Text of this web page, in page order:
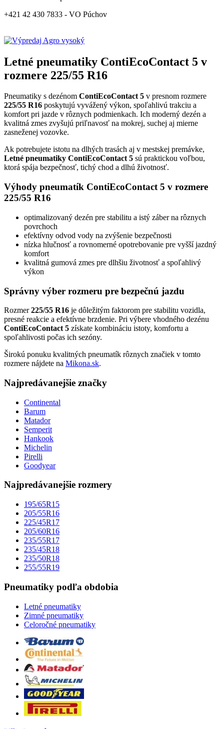
+421 42 430 7833 - VO Púchov
Letné pneumatiky ContiEcoContact 5 v
rozmere 225/55 R16
Pneumatiky s dezénom ContiEcoContact 5 v presnom rozmere
225/55 R16 poskytujú vyvážený výkon, spoľahlivú trakciu a
komfort pri jazde v rôznych podmienkach. Ich moderný dezén a
kvalitná zmes zvyšujú priľnavosť na mokrej, suchej aj mierne
zasneženej vozovke.
Ak potrebujete istotu na dlhých trasách aj v mestskej premávke,
Letné pneumatiky ContiEcoContact 5 sú praktickou voľbou,
ktorá spája bezpečnosť, tichý chod a dlhú životnosť.
Výhody pneumatík ContiEcoContact 5 v rozmere
225/55 R16
optimalizovaný dezén pre stabilitu a istý záber na rôznych
povrchoch
efektívny odvod vody na zvýšenie bezpečnosti
nízka hlučnosť a rovnomerné opotrebovanie pre vyšší jazdný
komfort
kvalitná gumová zmes pre dlhšiu životnosť a spoľahlivý
výkon
Správny výber rozmeru pre bezpečnú jazdu
Rozmer225/55 R16 je dôležitým faktorom pre stabilitu vozidla,
presné reakcie a efektívne brzdenie. Pri výbere vhodného dezénu
ContiEcoContact 5 získate kombináciu istoty, komfortu a
spoľahlivosti počas ich sezóny.
Širokú ponuku kvalitných pneumatík rôznych značiek v tomto
rozmere nájdete na Mikona.sk.
Najpredávanejšie značky
Continental
Barum
Matador
Semperit
Hankook
Michelin
Pirelli
Goodyear
Najpredávanejšie rozmery
195/65R15
205/55R16
225/45R17
205/60R16
235/55R17
235/45R18
235/50R18
255/55R19
Pneumatiky podľa obdobia
Letné pneumatiky
Zimné pneumatiky
Celoročné pneumatiky